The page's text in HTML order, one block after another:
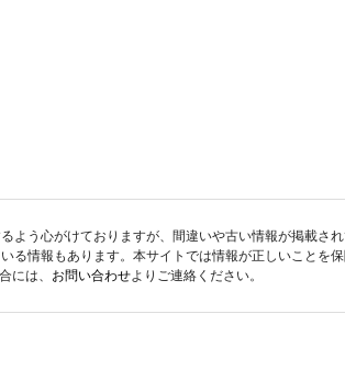
よう心がけておりますが、間違いや古い情報が掲載され
る情報もあります。本サイトでは情報が正しいことを
には、 お問い合わせよりご連絡ください。